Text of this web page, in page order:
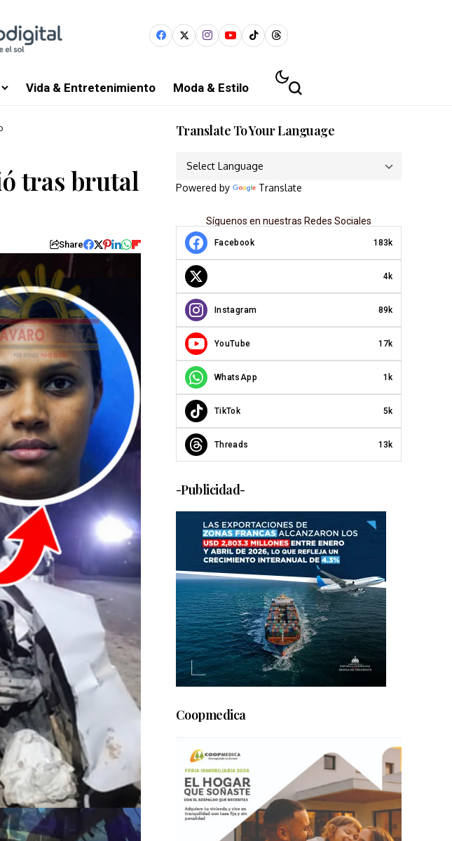
Vida & Entretenimiento Moda & Estilo
tras brutal
Share
Translate To Your Language
Powered by Translate
Síguenos en nuestras Redes Sociales
Facebook 183k
4k
Instagram 89k
YouTube 17k
WhatsApp 1k
TikTok 5k
Threads 13k
-Publicidad-
Coopmedica